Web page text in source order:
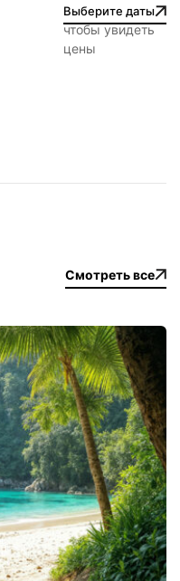
Выберите даты
чтобы увидеть
цены
Смотреть все